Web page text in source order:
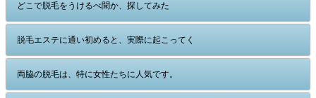
どこで脱毛をうけるべ聞か、探してみた
脱毛エステに通い初めると、実際に起こってく
両脇の脱毛は、特に女性たちに人気です。